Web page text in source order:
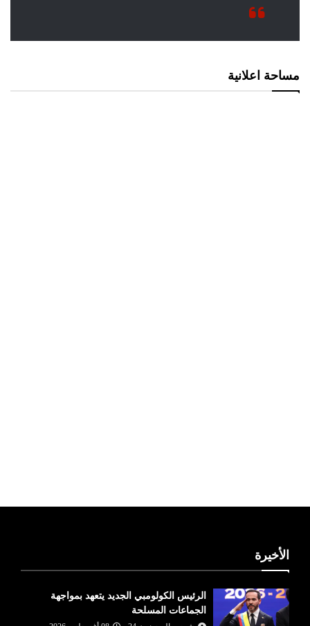
مساحة اعلانية
الأخيرة
الرئيس الكولومبي الجديد يتعهد بمواجهة
الجماعات المسلحة